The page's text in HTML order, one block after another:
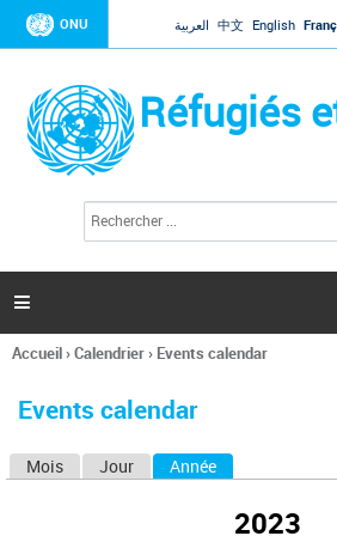
Jump to navigation
ONU العربية 中文 English
Réfugiés
l
c
h
e

Vous
ici
Accueil›Calendrier› Events calendar
Events calendar
Mois Jour Année
2023